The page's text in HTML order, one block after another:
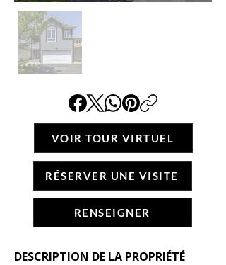
VOIR TOUR VIRTUEL
RÉSERVER UNE VISITE
RENSEIGNER
DESCRIPTION DE LA PROPRIÉTÉ